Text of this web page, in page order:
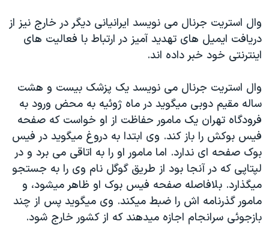
وال استريت جرنال می نويسد ايرانيانی ديگر در خارج نيز از
دريافت ايميل های تهديد آميز در ارتباط با فعاليت های
اينترنتی خود خبر داده اند.
وال استريت جرنال می نويسد يک پزشک بيست و هشت
ساله مقيم دوبی ميگويد در ماه ژوئيه به محض ورود به
فرودگاه تهران يک مامور حفاظت از او خواست که صفحه
فيس بوکش را باز کند. وی ابتدا به دروغ ميگويد در فيس
بوک صفحه ای ندارد. اما مامور او را به اتاقی می برد و در
لپتاپی که در آنجا بود از طريق گوگل نام وی را به جستجو
ميگذارد. بلافاصله صفحه فيس بوک او ظاهر ميشود، و
مامور گذرنامه اش را ضبط ميکند. وی ميگويد پس از چند
بازجوئی سرانجام اجازه ميدهند که از کشور خارج شود.